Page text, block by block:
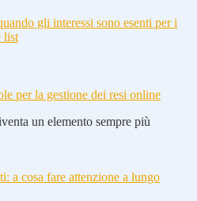
gli interessi sono esenti per i
list
per la gestione dei resi online
un elemento sempre più
a cosa fare attenzione a lungo